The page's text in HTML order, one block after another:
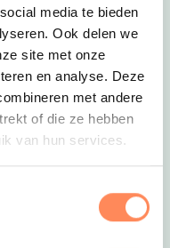
media te bieden
Ook delen we
site met onze
en analyse. Deze
met andere
of die ze hebben
van hun services.
wonen? In het
en
Deze link opent in een